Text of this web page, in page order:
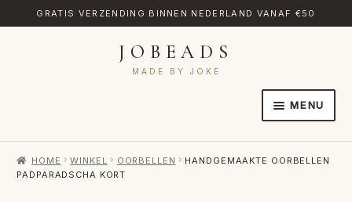
GRATIS VERZENDING BINNEN NEDERLAND VANAF €50
JOBEADS
MADE BY JOKE
MENU
AFREKENEN
HOME WINKEL OORBELLEN
HANDGEMAAKTE OORBELLEN
PADPARADSCHA KORT